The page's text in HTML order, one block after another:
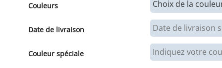
Couleurs
Date de livraison
Couleur spéciale